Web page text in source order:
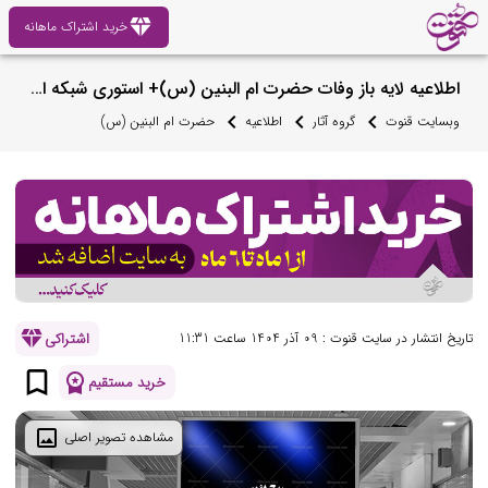
diamondخرید اشتراک ماهانه
اطلاعیه لایه باز وفات حضرت ام البنین (س)+ استوری شبکه اجتماعی
وبسایت قنوت گروه آثار اطلاعیه حضرت ام البنین (س)
تاریخ انتشار در سایت قنوت : 09 آذر 1404 ساعت 11:31 اشتراکیdiamond
خرید مستقیم workspace_premium
bookmark_border
مشاهده تصویر اصلی image